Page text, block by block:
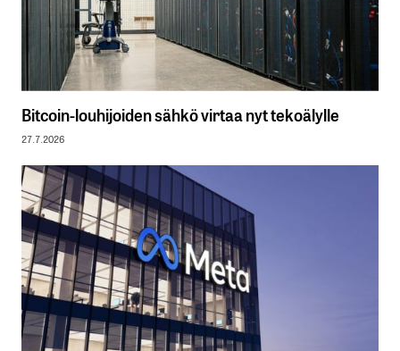
Bitcoin-louhijoiden sähkö virtaa nyt tekoälylle
27.7.2026